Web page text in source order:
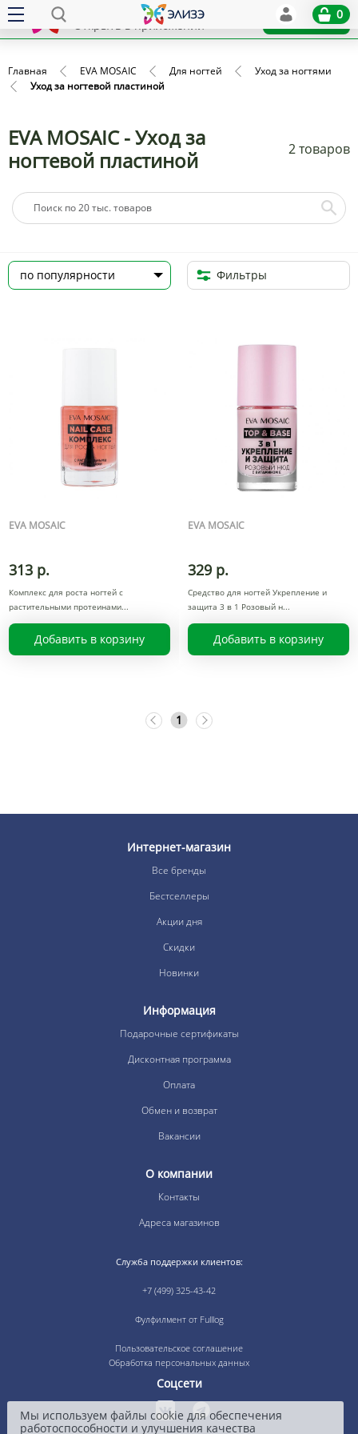
x
Открыть в приложении
Установить
0
Главная EVA MOSAIC Для ногтей
Уход за ногтями
Уход за ногтевой пластиной
EVA MOSAIC - Уход за
ногтевой пластиной
2 товаров
Фильтры
EVA MOSAIC
313 р.
Комплекс для роста ногтей с
растительными протеинами
Добавить в корзину
EVA MOSAIC
329 р.
Средство для ногтей Укрепление и
защита 3 в 1 Розовый н
Добавить в корзину
1
Интернет-магазин
Все бренды
Бестселлеры
Акции дня
Скидки
Новинки
Информация
Подарочные сертификаты
Дисконтная программа
Оплата
Обмен и возврат
Вакансии
О компании
Контакты
Адреса магазинов
Служба поддержки клиентов:
+7 (499) 325-43-42
Фулфилмент от Fulllog
Пользовательское соглашение
Обработка персональных данных
Соцсети
Мы используем файлы cookie для обеспечения
работоспособности и улучшения качества